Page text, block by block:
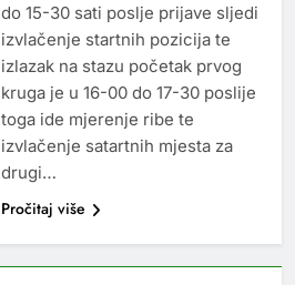
do 15-30 sati poslje prijave sljedi
izvlačenje startnih pozicija te
izlazak na stazu početak prvog
kruga je u 16-00 do 17-30 poslije
toga ide mjerenje ribe te
izvlačenje satartnih mjesta za
drugi…
Pročitaj više